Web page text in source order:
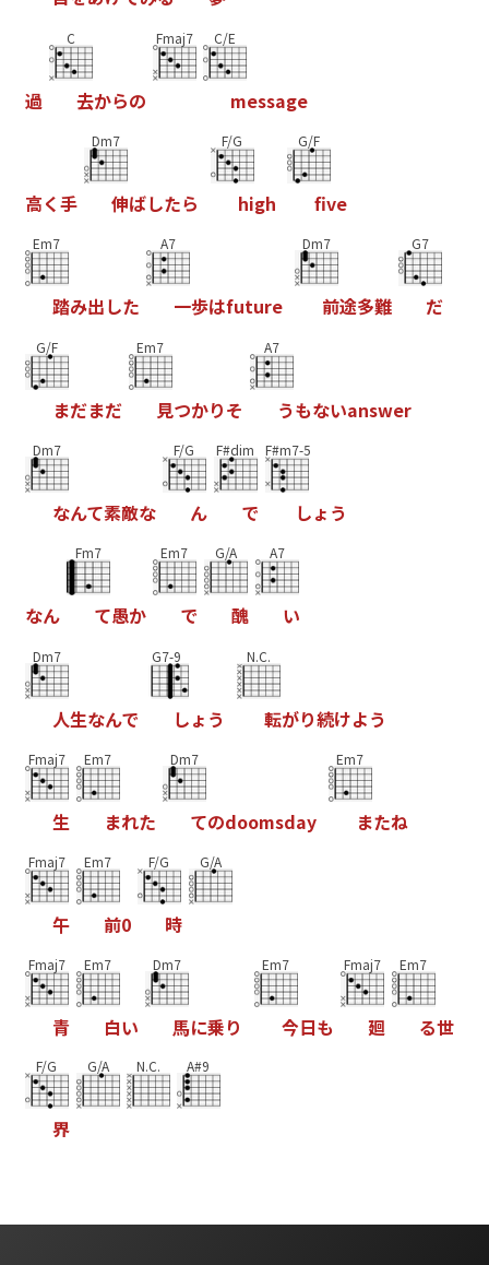
過
C
去からの
Fmaj7 C/E
message
高く手
Dm7
伸ばしたら
F/G
high
G/F
fve
Em7
踏み出した
A7
一歩はfuture
Dm7
前途多難
G7
だ
G/F
まだまだ
Em7
見つかりそ
A7
うもないanswer
Dm7
なんて素敵な
F/G
ん
F#dim
で
F#m7-5
しょ う
なん
Fm7
て愚か
Em7
で
G/A
醜
A7
い
Dm7
人生なんで
G7-9
しょ う
N.C.
転がり続けよう
Fmaj7
生
Em7
まれた
Dm7
てのdoomsday
Em7
またね
Fmaj7
午
Em7
前0
F/G
時
G/A
Fmaj7
青
Em7
白い
Dm7
馬に乗り
Em7
今日も
Fmaj7
廻
Em7
る世
F/G
界
G/A N.C. A#9